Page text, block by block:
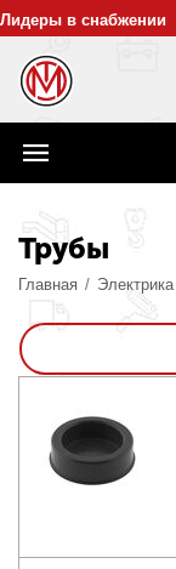
Лидеры в снабжении
Трубы
Главная / Электрика